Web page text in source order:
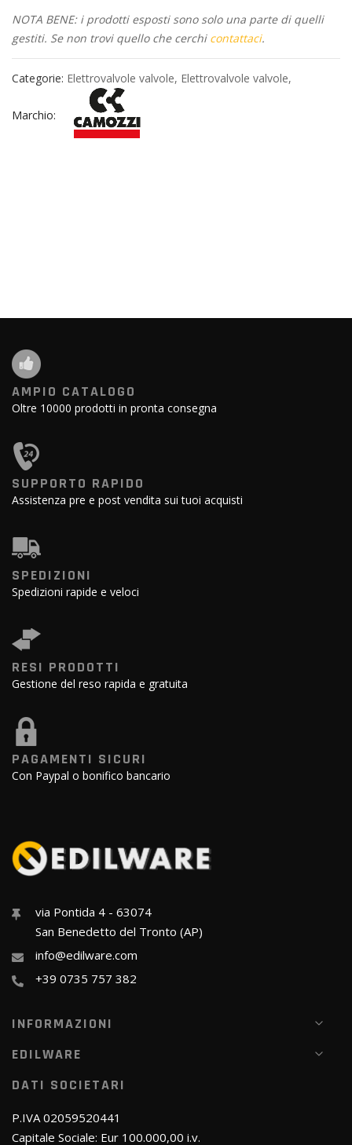
NOTA BENE: i prodotti esposti sono solo una parte di quelli
gestiti. Se non trovi quello che cerchi contattaci.
Categorie: Elettrovalvole valvole, Elettrovalvole valvole,
Marchio:
AMPIO CATALOGO
Oltre 10000 prodotti in pronta consegna
SUPPORTO RAPIDO
Assistenza pre e post vendita sui tuoi acquisti
SPEDIZIONI
Spedizioni rapide e veloci
RESI PRODOTTI
Gestione del reso rapida e gratuita
PAGAMENTI SICURI
Con Paypal o bonifico bancario
via Pontida 4 - 63074
San Benedetto del Tronto (AP)
info@edilware.com
+39 0735 757 382
INFORMAZIONI
EDILWARE
DATI SOCIETARI
P.IVA 02059520441
Capitale Sociale: Eur 100.000,00 i.v.